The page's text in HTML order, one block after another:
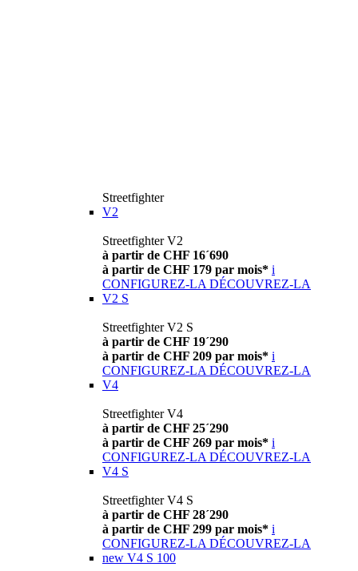
Streetfighter
V2
Streetfighter V2
à partir de CHF 16´690
à partir de CHF 179 par mois* i
CONFIGUREZ-LA DÉCOUVREZ-LA
V2 S
Streetfighter V2 S
à partir de CHF 19´290
à partir de CHF 209 par mois* i
CONFIGUREZ-LA DÉCOUVREZ-LA
V4
Streetfighter V4
à partir de CHF 25´290
à partir de CHF 269 par mois* i
CONFIGUREZ-LA DÉCOUVREZ-LA
V4 S
Streetfighter V4 S
à partir de CHF 28´290
à partir de CHF 299 par mois* i
CONFIGUREZ-LA DÉCOUVREZ-LA
new V4 S 100